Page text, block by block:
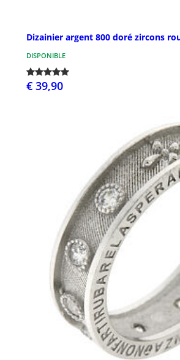
Dizainier argent 800 doré zircons
DISPONIBLE
€ 39,90